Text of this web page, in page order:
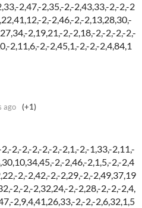
2,47,-2,35,-2,-2,43,33,-2,-2,-2
2,-2,46,-2,-2,13,28,30,-
2,19,21,-2,-2,18,-2,-2,-2,-2,-
2,11,6,-2,-2,45,1,-2,-2,-2,4,84,1
ago (+1)
2,-2,-2,-2,-2,-2,1,-2,-1,33,-2,11,-
2,-2,46,-2,1,5,-2,-2,4
2,-2,42,-2,-2,29,-2,-2,49,37,19
2,-2,-2,32,24,-2,-2,28,-2,-2,-2,4,
2,9,4,41,26,33,-2,-2,-2,6,32,1,5